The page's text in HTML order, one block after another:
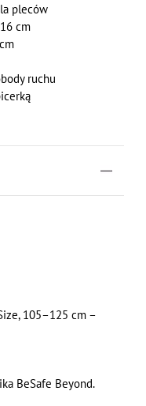
pleców
cm
ruchu
105–125 cm –
BeSafe Beyond.